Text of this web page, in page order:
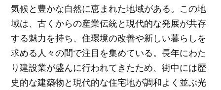
気候と豊かな自然に恵まれた地域がある。 この地
域は、古くからの産業伝統と現代的な発展が共存
する魅力を持ち、住環境の改善や新しい暮らしを
求める人々の間で注目を集めている。長年にわた
り建設業が盛んに行われてきたため、街中には歴
史的な建築物と現代的な住宅地が調和よく並ぶ光